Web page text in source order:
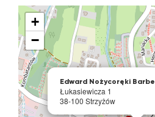
Edward Nożycoręki
Łukasiewicza 1
38-100 Strzyżów
+
−